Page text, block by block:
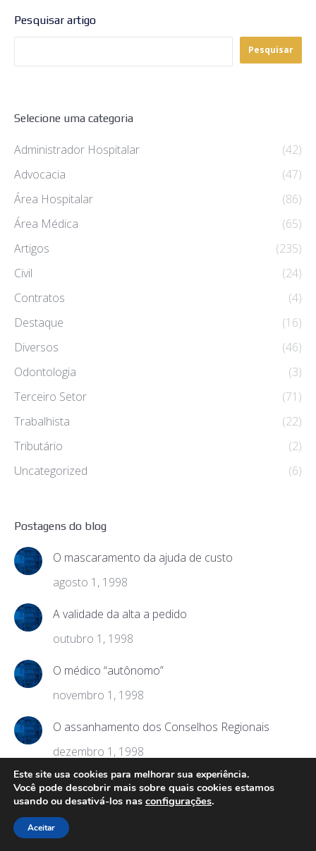
Pesquisar artigo
Pesquisar
Selecione uma categoria
Administrador Hospitalar
(42)
Advocacia
(47)
Área Hospitalar
(86)
Área Médica
(65)
Artigos
(235)
Civil
(24)
Contratos
(4)
Destaque
(16)
Diversos
(46)
Odontologia
(3)
Terceiro Setor
(71)
Trabalhista
(22)
Tributário
(2)
Uncategorized
(6)
Postagens do blog
O mascaramento da ajuda de custo
agosto 1, 1998
A validade da alta a pedido
outubro 1, 1998
O médico “autônomo”
novembro 1, 1998
O assanhamento dos Conselhos Regionais
dezembro 1, 1998
NATAL?
dezembro 1, 1998
Contratos – Algumas dicas para analisá-los
Este site usa cookies para melhorar sua experiência.
Você pode descobrir mais sobre quais cookies estamos
usando ou desativá-los nas configurações.
Aceitar